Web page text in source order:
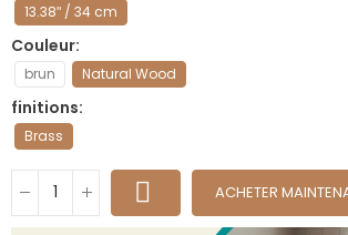
13.38ʺ / 34 cm
Couleur
brun Natural Wood
finitions
Brass
ACHETER